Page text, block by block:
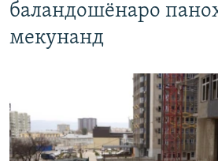
баландошёнаро
мекунанд